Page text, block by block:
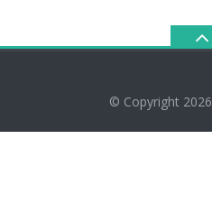
© Copyright 2026